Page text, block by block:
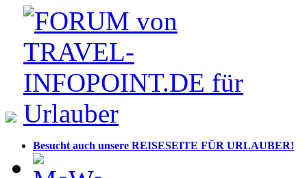
Besucht auch unsere REISESEITE FÜR URLAUBER!